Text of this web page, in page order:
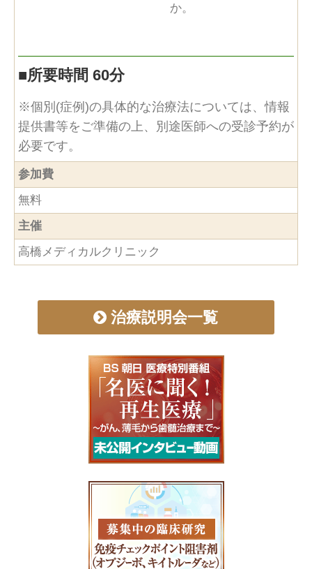
か。
■所要時間 60分
※個別(症例)の具体的な治療法については、情報
提供書等をご準備の上、別途医師への受診予約が
必要です。
参加費
無料
主催
高橋メディカルクリニック
治療説明会一覧